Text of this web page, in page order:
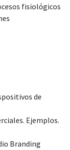
fisiológicos
de
Ejemplos.
Branding